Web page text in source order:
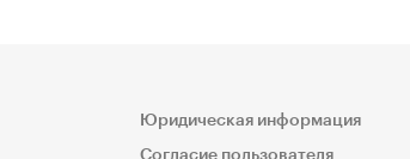
Юридическая информация